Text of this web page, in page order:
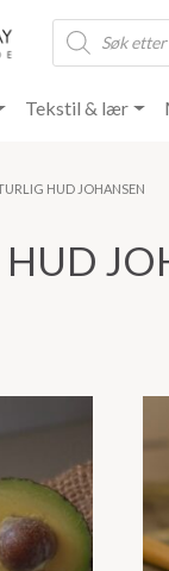
Products
search
Tekstil & lær
HUD JOHANSEN